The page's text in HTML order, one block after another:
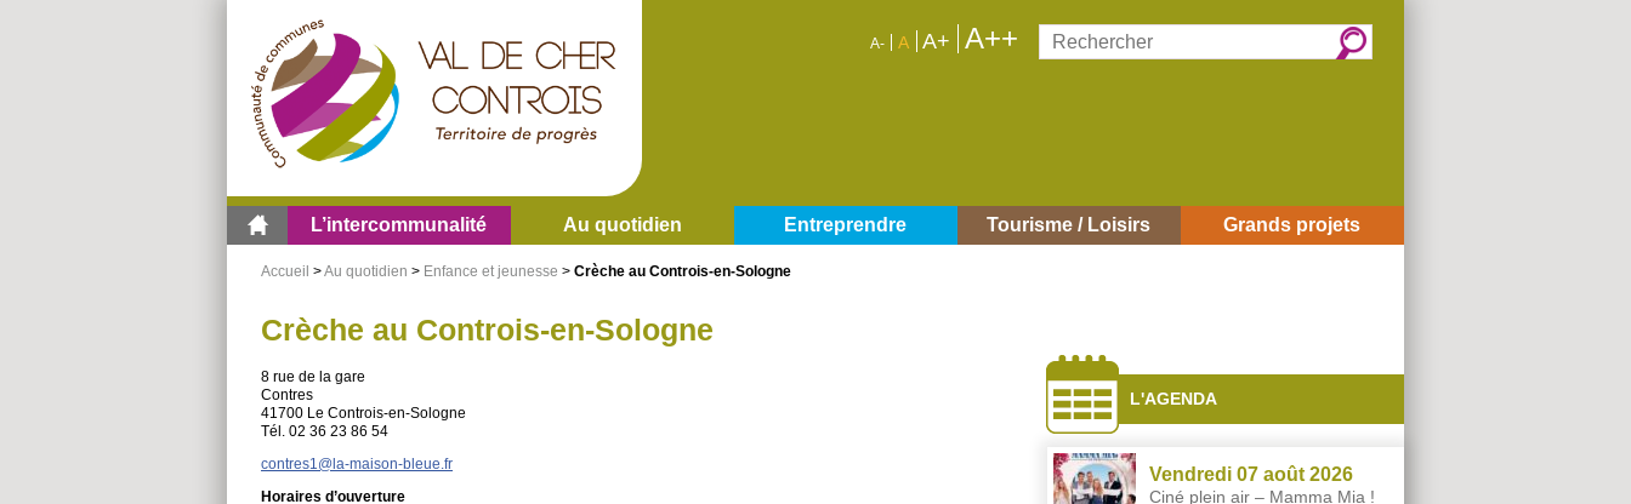
menu
contenu
recherche
Rechercher :
A- A A+ A++
L’intercommunalité Au quotidien Entreprendre Tourisme / Loisirs Grands projets
Accueil >Au quotidien > Enfance et jeunesse > Crèche au Controis-en-Sologne
Crèche au Controis-en-Sologne
8 rue de la gare
Contres
41700 Le Controis-en-Sologne
Tél. 02 36 23 86 54
contres1@la-maison-bleue.fr
Horaires d’ouverture
côtés
L'AGENDA
Vendredi 07 août 2026
Ciné plein air – Mamma Mia !